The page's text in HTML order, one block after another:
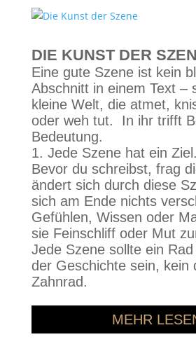
DIE KUNST DER
Eine gute Szene ist kein
Abschnitt in einem Text –
kleine Welt, die atmet,
oder weh tut. In ihr trifft
Bedeutung.
1. Jede Szene hat ein Ziel.
Bevor du schreibst, frag
ändert sich durch diese
sich am Ende nichts
Gefühlen, Wissen oder
sie Feinschliff oder Mut
Jede Szene sollte ein
der Geschichte sein, kein
Zahnrad.
MEHR